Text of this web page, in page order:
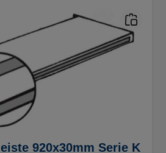
920x30mm Serie K